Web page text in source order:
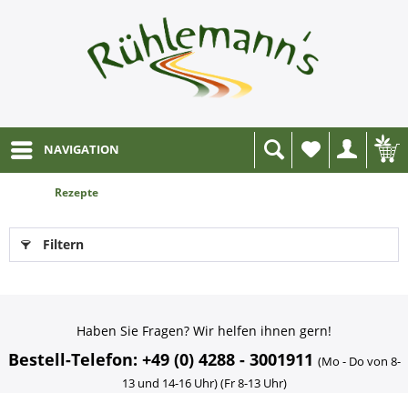
NAVIGATION
Wunschliste
Rezepte
Filtern
Haben Sie Fragen? Wir helfen ihnen gern!
Bestell-Telefon: +49 (0) 4288 - 3001911 (Mo - Do von 8-
13 und 14-16 Uhr) (Fr 8-13 Uhr)